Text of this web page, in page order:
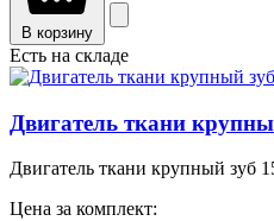
В корзину
Есть на складе
Двигатель ткани
Двигатель ткани крупный зуб
Цена за комплект: